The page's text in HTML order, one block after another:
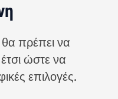
θα πρέπει να
ώστε να
επιλογές.